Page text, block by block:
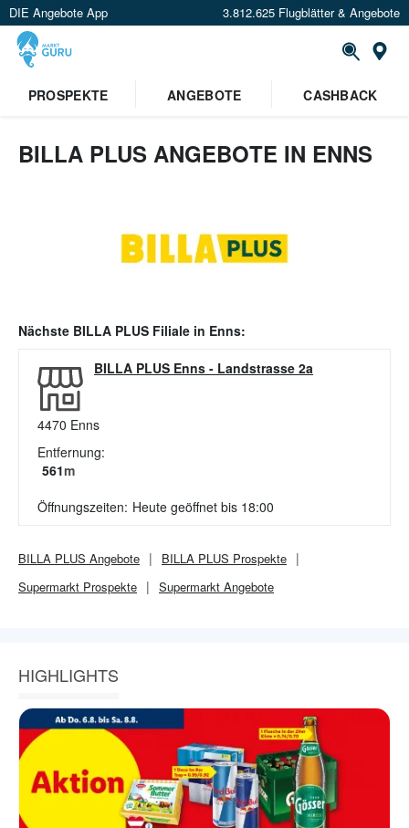
DIE Angebote App 3.812.625 Flugblätter & Angebote
PROSPEKTE
ANGEBOTE CASHBACK
BILLA PLUS ANGEBOTE IN ENNS
Nächste BILLA PLUS Filiale in Enns:
BILLA PLUS Enns - Landstrasse 2a
4470 Enns
Entfernung:
561m
Öffnungszeiten: Heute geöffnet bis 18:00
BILLA PLUS Angebote BILLA PLUS Prospekte
Supermarkt Prospekte Supermarkt Angebote
HIGHLIGHTS